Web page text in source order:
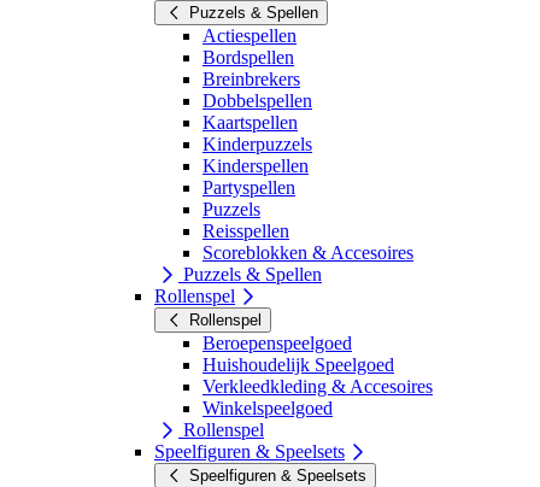
Puzzels & Spellen
Actiespellen
Bordspellen
Breinbrekers
Dobbelspellen
Kaartspellen
Kinderpuzzels
Kinderspellen
Partyspellen
Puzzels
Reisspellen
Scoreblokken & Accesoires
Puzzels & Spellen
Rollenspel
Rollenspel
Beroepenspeelgoed
Huishoudelijk Speelgoed
Verkleedkleding & Accesoires
Winkelspeelgoed
Rollenspel
Speelfiguren & Speelsets
Speelfiguren & Speelsets